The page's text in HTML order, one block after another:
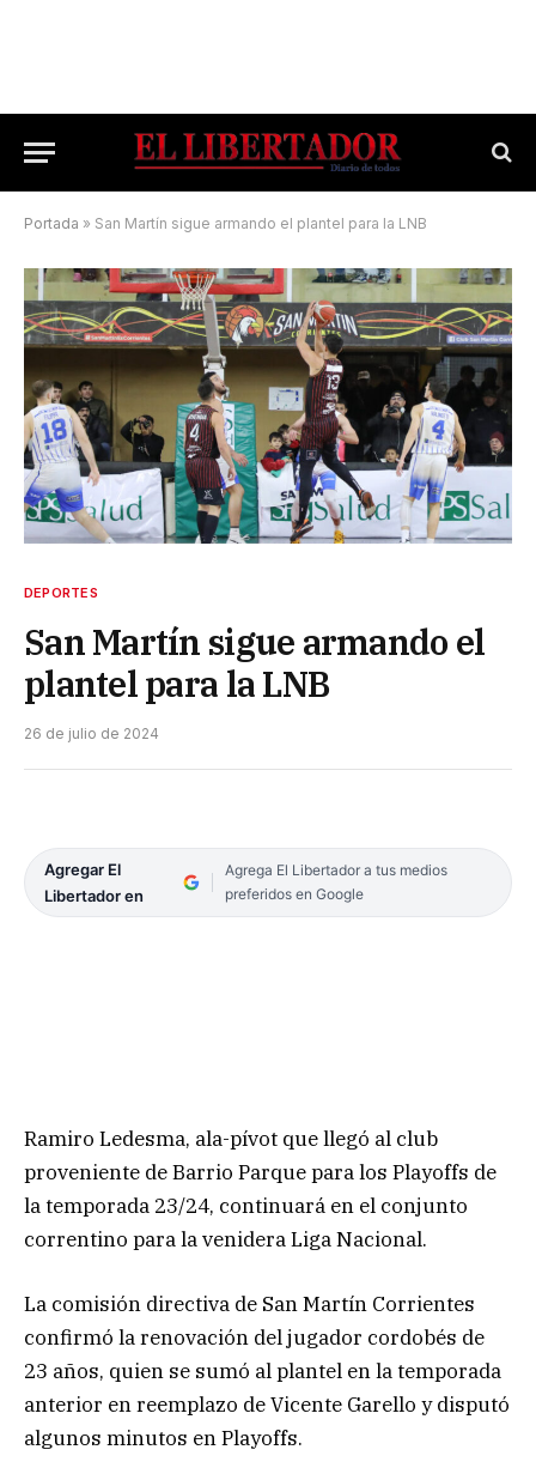
Portada » San Martín sigue armando el plantel para la LNB
DEPORTES
San Martín sigue armando el
plantel para la LNB
26 de julio de 2024
Agregar El
Libertador en
Agrega El Libertador a tus medios
preferidos en Google
Ramiro Ledesma, ala-pívot que llegó al club
proveniente de Barrio Parque para los Playoffs de
la temporada 23/24, continuará en el conjunto
correntino para la venidera Liga Nacional.
La comisión directiva de San Martín Corrientes
confirmó la renovación del jugador cordobés de
23 años, quien se sumó al plantel en la temporada
anterior en reemplazo de Vicente Garello y disputó
algunos minutos en Playoffs.